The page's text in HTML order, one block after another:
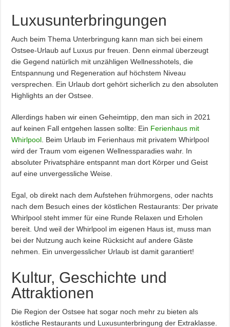
Luxusunterbringungen
Auch beim Thema Unterbringung kann man sich bei einem
Ostsee-Urlaub auf Luxus pur freuen. Denn einmal überzeugt
die Gegend natürlich mit unzähligen Wellnesshotels, die
Entspannung und Regeneration auf höchstem Niveau
versprechen. Ein Urlaub dort gehört sicherlich zu den absoluten
Highlights an der Ostsee.
Allerdings haben wir einen Geheimtipp, den man sich in 2021
auf keinen Fall entgehen lassen sollte: Ein Ferienhaus mit
Whirlpool . Beim Urlaub im Ferienhaus mit privatem Whirlpool
wird der Traum vom eigenen Wellnessparadies wahr. In
absoluter Privatsphäre entspannt man dort Körper und Geist
auf eine unvergessliche Weise.
Egal, ob direkt nach dem Aufstehen frühmorgens, oder nachts
nach dem Besuch eines der köstlichen Restaurants: Der private
Whirlpool steht immer für eine Runde Relaxen und Erholen
bereit. Und weil der Whirlpool im eigenen Haus ist, muss man
bei der Nutzung auch keine Rücksicht auf andere Gäste
nehmen. Ein unvergesslicher Urlaub ist damit garantiert!
Kultur, Geschichte und
Attraktionen
Die Region der Ostsee hat sogar noch mehr zu bieten als
köstliche Restaurants und Luxusunterbringung der Extraklasse.